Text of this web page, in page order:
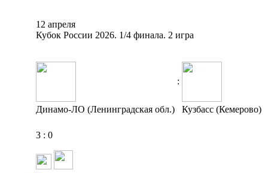
12 апреля
Кубок России 2026. 1/4 финала. 2 игра
:
Динамо-ЛО (Ленинградская обл.) Кузбасс (Кемерово)
3 : 0